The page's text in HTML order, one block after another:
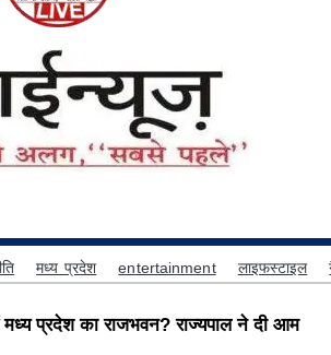
मध्य प्रदेश entertainment लाइफस्टाइल
प्रदेश का राजभवन? राज्यपाल ने दी आम